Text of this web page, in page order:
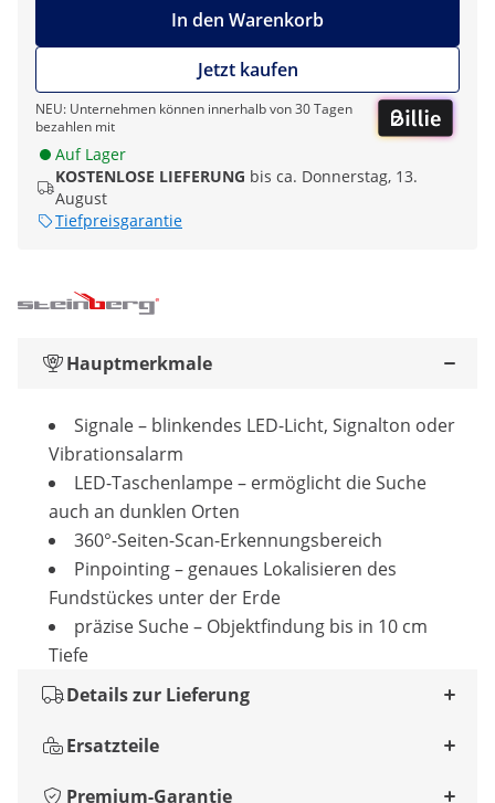
In den Warenkorb
Jetzt kaufen
NEU: Unternehmen können innerhalb von 30 Tagen
bezahlen mit
Auf Lager
KOSTENLOSE LIEFERUNG bis ca. Donnerstag, 13.
August
Tiefpreisgarantie
Hauptmerkmale
Signale – blinkendes LED-Licht, Signalton oder
Vibrationsalarm
LED-Taschenlampe – ermöglicht die Suche
auch an dunklen Orten
360°-Seiten-Scan-Erkennungsbereich
Pinpointing – genaues Lokalisieren des
Fundstückes unter der Erde
präzise Suche – Objektfindung bis in 10 cm
Tiefe
Details zur Lieferung
Ersatzteile
Premium-Garantie